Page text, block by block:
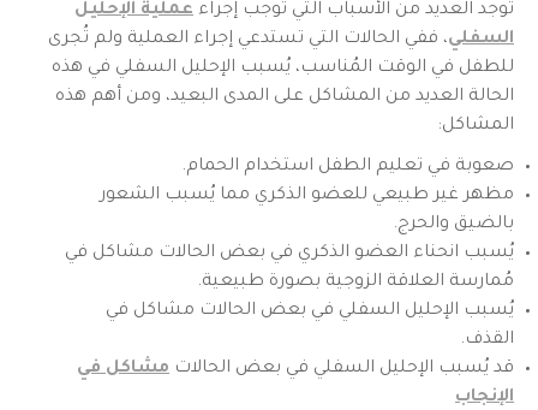
توجد العديد من الأسباب التي تُوجب إجراء عملية الإحليل
السفلي، ففي الحالات التي تستدعي إجراء العملية ولم تُجرى
للطفل في الوقت المُناسب، يُسبب الإحليل السفلي في هذه
الحالة العديد من المشاكل على المدى البعيد، ومن أهم هذه
المشاكل:
صعوبة في تعليم الطفل استخدام الحمام.
مظهر غير طبيعي للعضو الذكري مما يُسبب الشعور
بالضيق والحرج.
يُسبب انحناء العضو الذكري في بعض الحالات مشاكل في
مُمارسة العلاقة الزوجية بصورة طبيعية.
يُسبب الإحليل السفلي في بعض الحالات مشاكل في
القذف.
قد يُسبب الإحليل السفلي في بعض الحالات مشاكل في
الإنجاب